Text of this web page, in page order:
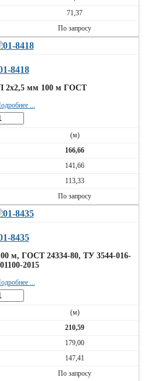
71,37
По запросу
8418
2х2,5 мм 100 м ГОСТ
...
(м)
166,66
141,66
113,33
По запросу
8435
м, ГОСТ 24334-80, ТУ 3544-016-
2015
...
(м)
210,59
179,00
147,41
По запросу